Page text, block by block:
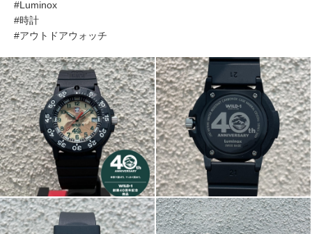
#Luminox
#時計
#アウトドアウォッチ